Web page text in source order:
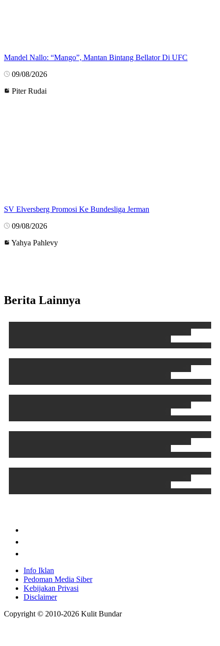
Mandel Nallo: “Mango”, Mantan Bintang Bellator Di UFC
09/08/2026
Piter Rudai
SV Elversberg Promosi Ke Bundesliga Jerman
09/08/2026
Yahya Pahlevy
Berita Lainnya
Info Iklan
Pedoman Media Siber
Kebijakan Privasi
Disclaimer
Copyright © 2010-2026 Kulit Bundar